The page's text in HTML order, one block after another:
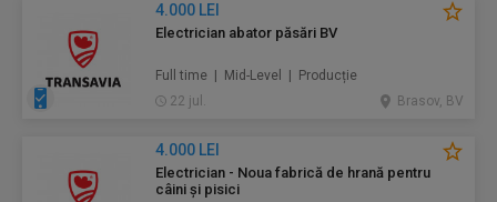
4.000 LEI
Electrician abator păsări BV
Full time | Mid-Level | Producție
22 jul.
Brasov, BV
4.000 LEI
Electrician - Noua fabrică de hrană pentru
câini și pisici